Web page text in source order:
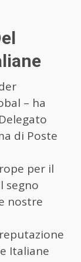
– ha
di Poste
per il
segno
nostre
Italiane